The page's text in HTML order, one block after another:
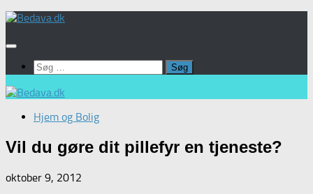
Skip
content
Søg
efter:
Hjem og Bolig
Vil du gøre dit pillefyr en tjeneste?
oktober 9, 2012